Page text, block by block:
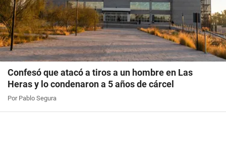
Confesó que atacó a tiros a un hombre en Las
Heras y lo condenaron a 5 años de cárcel
Por Pablo Segura